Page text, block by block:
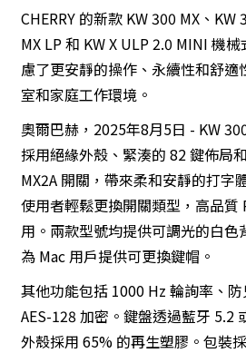
CHERRY 的新款 KW 300 MX、KW
MX LP 和 KW X ULP 2.0 MINI 機
慮了更安靜的操作、永續性和舒適
室和家庭工作環境。
奧爾巴赫，2025年8月5日 - KW
採用絕緣外殼、緊湊的 82 鍵佈局
MX2A 開關，帶來柔和安靜的打字
使用者輕鬆更換開關類型，高品質
用。兩款型號均提供可調光的白色
為 Mac 用戶提供可更換鍵帽。
其他功能包括 1000 Hz 輪詢率、
AES-128 加密。鍵盤透過藍牙 5.2
外殼採用 65% 的再生塑膠。包裝